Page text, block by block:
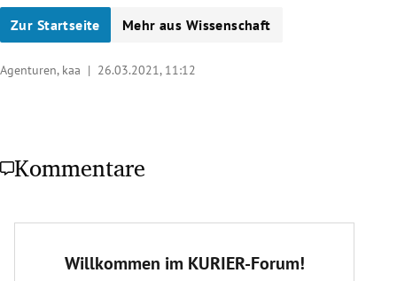
Zur Startseite Mehr aus Wissenschaft
Agenturen, kaa | 26.03.2021, 11:12
Kommentare